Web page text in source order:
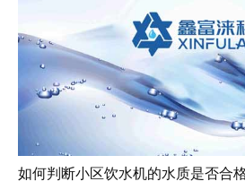
如何判断小区饮水机的水质是否合